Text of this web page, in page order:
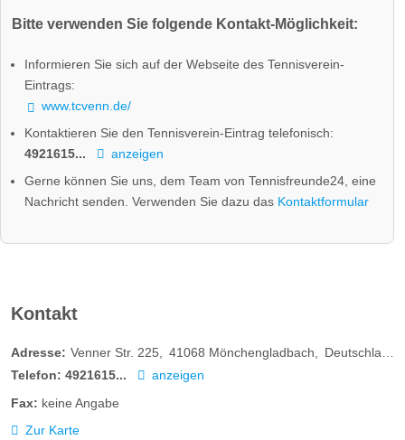
Bitte verwenden Sie folgende Kontakt-Möglichkeit:
Informieren Sie sich auf der Webseite des Tennisverein-
Eintrags:
www.tcvenn.de/
Kontaktieren Sie den Tennisverein-Eintrag telefonisch:
4921615...
anzeigen
Gerne können Sie uns, dem Team von Tennisfreunde24, eine
Nachricht senden. Verwenden Sie dazu das Kontaktformular
Kontakt
Adresse: Venner Str. 225 41068 Mönchengladbach
Deutschland
Telefon: 4921615...
anzeigen
Fax: keine Angabe
Zur Karte